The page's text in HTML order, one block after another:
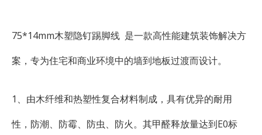
75*14mm木塑隐钉踢脚线 是一款高性能建筑装饰解决方
案，专为住宅和商业环境中的墙到地板过渡而设计。
1、由木纤维和热塑性复合材料制成，具有优异的耐用
性，防潮、防霉、防虫、防火。其甲醛释放量达到E0标